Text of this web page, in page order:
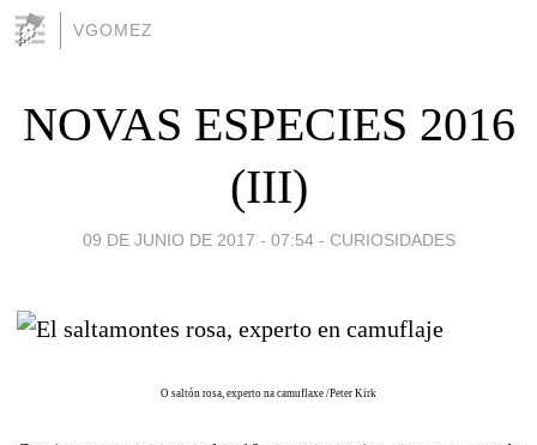
VGOMEZ
NOVAS ESPECIES 2016
(III)
09 DE JUNIO DE 2017 - 07:54 - CURIOSIDADES
O saltón rosa, experto na camuflaxe /Peter Kirk